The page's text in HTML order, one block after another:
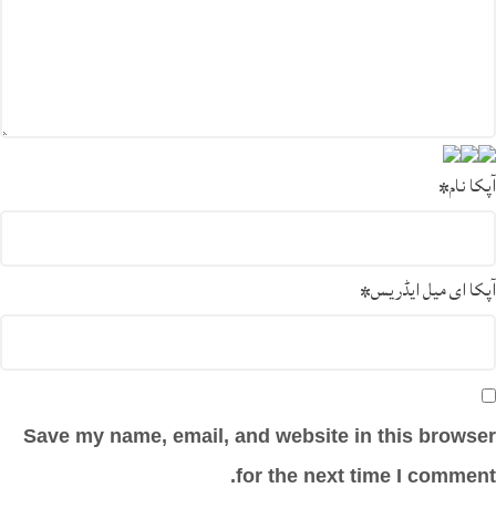
آپکا نام*
آپکا ای میل ایڈریس*
Save my name, email, and website in this browser
for the next time I comment.